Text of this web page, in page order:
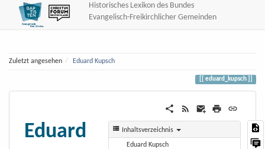
Historisches Lexikon des Bundes
Evangelisch-Freikirchlicher Gemeinden
Zuletzt angesehen Eduard Kupsch
eduard_kupsch
Inhaltsverzeichnis
Eduard Kupsch
Eduard